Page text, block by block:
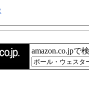
amazon.co.jpで